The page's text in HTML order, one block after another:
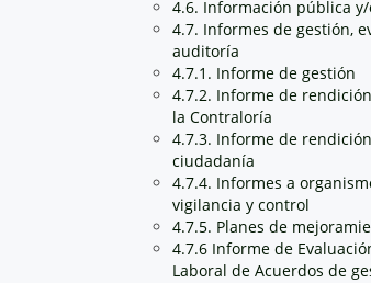
4.6. Información pública
4.7. Informes de gestión,
auditoría
4.7.1. Informe de gestión
4.7.2. Informe de
la Contraloría
4.7.3. Informe de
ciudadanía
4.7.4. Informes a
vigilancia y control
4.7.5. Planes de
4.7.6 Informe de
Laboral de Acuerdos de